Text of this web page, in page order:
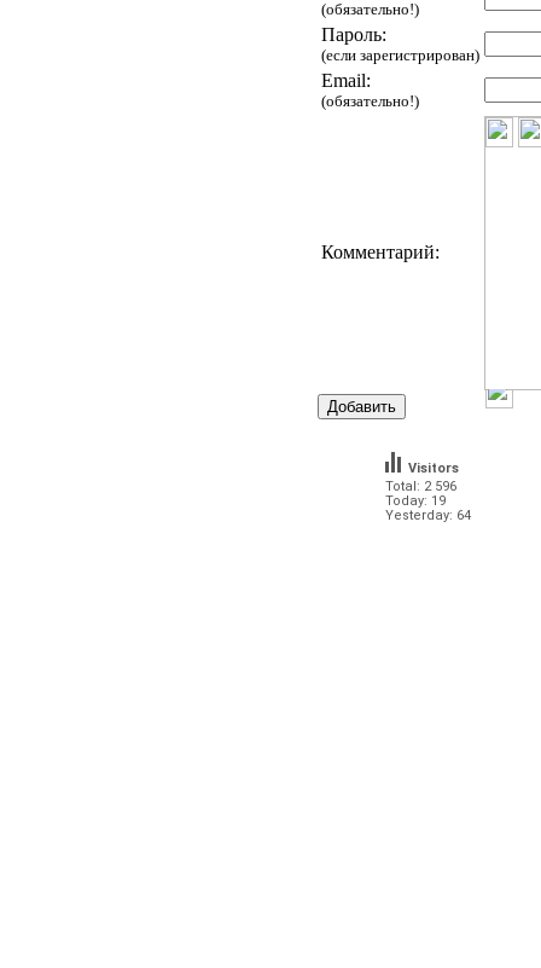
(обязательно!)
Пароль:
(если зарегистрирован)
Email:
(обязательно!)
Комментарий:
Total: 2 596
Today: 19
Yesterday: 64
Visitors